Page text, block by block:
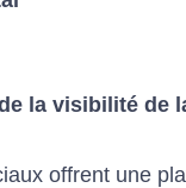
la visibilité de
offrent une